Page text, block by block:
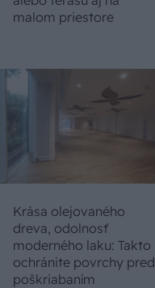
malom priestore
Krása olejovaného
dreva, odolnosť
moderného laku: Takto
ochránite povrchy pred
poškriabaním